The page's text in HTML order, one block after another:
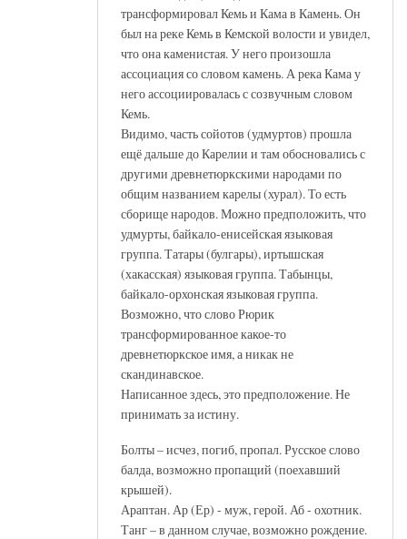
трансформировал Кемь и Кама в Камень. Он
был на реке Кемь в Кемской волости и увидел,
что она каменистая. У него произошла
ассоциация со словом камень. А река Кама у
него ассоциировалась с созвучным словом
Кемь.
Видимо, часть сойотов (удмуртов) прошла
ещё дальше до Карелии и там обосновались с
другими древнетюркскими народами по
общим названием карелы (хурал). То есть
сборище народов. Можно предположить, что
удмурты, байкало-енисейская языковая
группа. Татары (булгары), иртышская
(хакасская) языковая группа. Табынцы,
байкало-орхонская языковая группа.
Возможно, что слово Рюрик
трансформированное какое-то
древнетюркское имя, а никак не
скандинавское.
Написанное здесь, это предположение. Не
принимать за истину.
Болты – исчез, погиб, пропал. Русское слово
балда, возможно пропащий (поехавший
крышей).
Араптан. Ар (Ер) - муж, герой. Аб - охотник.
Танг – в данном случае, возможно рождение.